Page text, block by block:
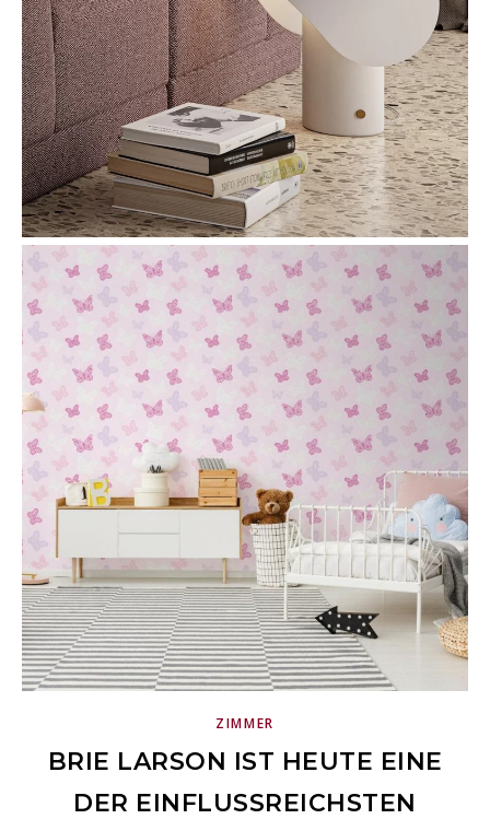
ZIMMER
BRIE LARSON IST HEUTE EINE
DER EINFLUSSREICHSTEN